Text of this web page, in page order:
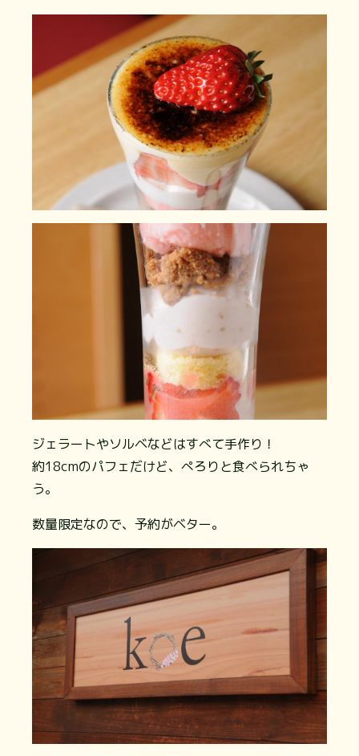
ジェラートやソルベなどはすべて手作り！
約18cmのパフェだけど、ぺろりと食べられちゃ
う。
数量限定なので、予約がベター。